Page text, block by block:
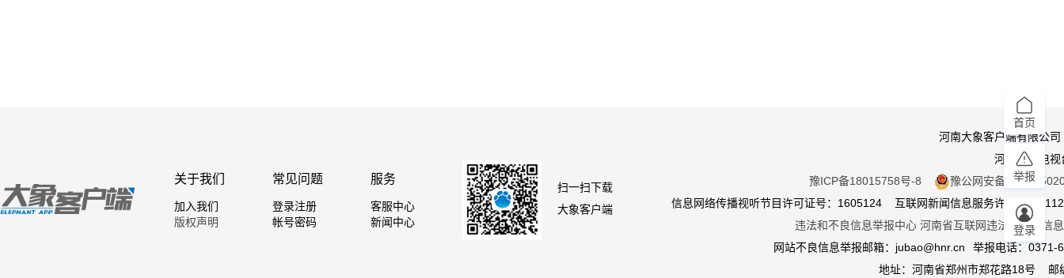
关于我们
加入我们
版权声明
常见问题
登录注册
帐号密码
服务
客服中心
新闻中心
扫一扫下载
大象客户端
河南大象客户端有限公司
河南广播电视
豫ICP备18015758号-8
豫公网安备
信息网络传播视听节目许可证号：1605124 互联网新闻信息服务许可证：
违法和不良信息举报中心 河南省互联网违法和不良信
网站不良信息举报邮箱：jubao@hnr.cn
举报电话：0371-
地址：河南省郑州市郑花路18号 邮
首页
举报
登录